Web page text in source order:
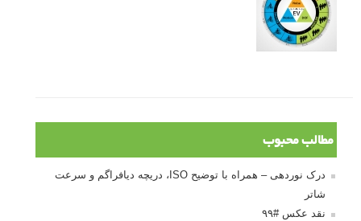
مطالب محبوب
درک نوردهی – همراه با توضیح ISO، دریچه دیافراگم و سرعت
شاتر
نقد عکس #۹۹